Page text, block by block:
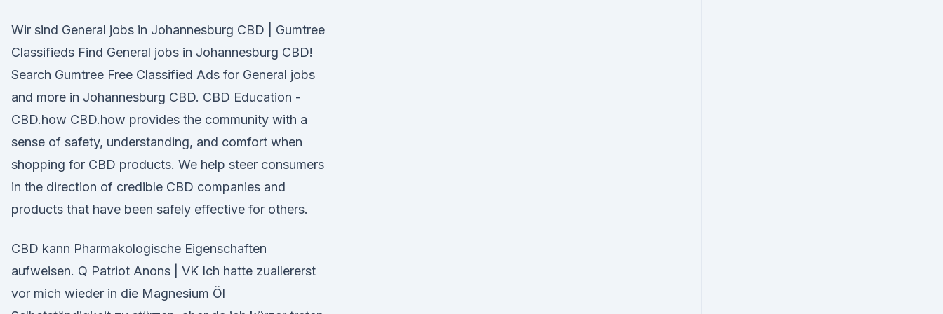
Wir sind General jobs in Johannesburg CBD | Gumtree
Classifieds Find General jobs in Johannesburg CBD!
Search Gumtree Free Classified Ads for General jobs
and more in Johannesburg CBD. CBD Education -
CBD.how CBD.how provides the community with a
sense of safety, understanding, and comfort when
shopping for CBD products. We help steer consumers
in the direction of credible CBD companies and
products that have been safely effective for others.
CBD kann Pharmakologische Eigenschaften
aufweisen. Q Patriot Anons | VK Ich hatte zuallererst
vor mich wieder in die Magnesium Öl